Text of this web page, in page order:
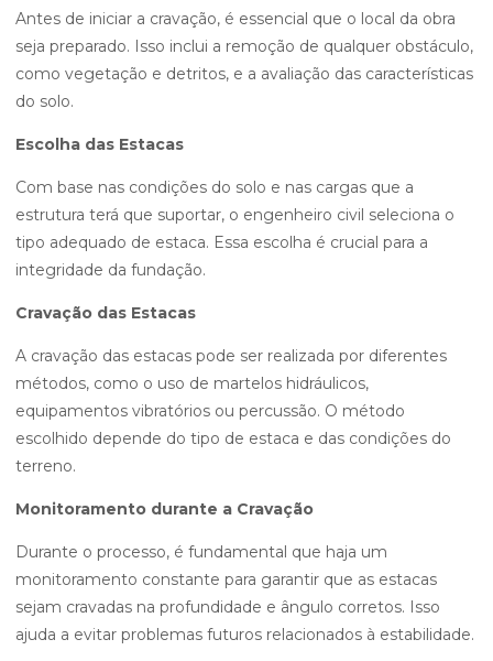
Antes de iniciar a cravação, é essencial que o local da obra
seja preparado. Isso inclui a remoção de qualquer obstáculo,
como vegetação e detritos, e a avaliação das características
do solo.
Escolha das Estacas
Com base nas condições do solo e nas cargas que a
estrutura terá que suportar, o engenheiro civil seleciona o
tipo adequado de estaca. Essa escolha é crucial para a
integridade da fundação.
Cravação das Estacas
A cravação das estacas pode ser realizada por diferentes
métodos, como o uso de martelos hidráulicos,
equipamentos vibratórios ou percussão. O método
escolhido depende do tipo de estaca e das condições do
terreno.
Monitoramento durante a Cravação
Durante o processo, é fundamental que haja um
monitoramento constante para garantir que as estacas
sejam cravadas na profundidade e ângulo corretos. Isso
ajuda a evitar problemas futuros relacionados à estabilidade.